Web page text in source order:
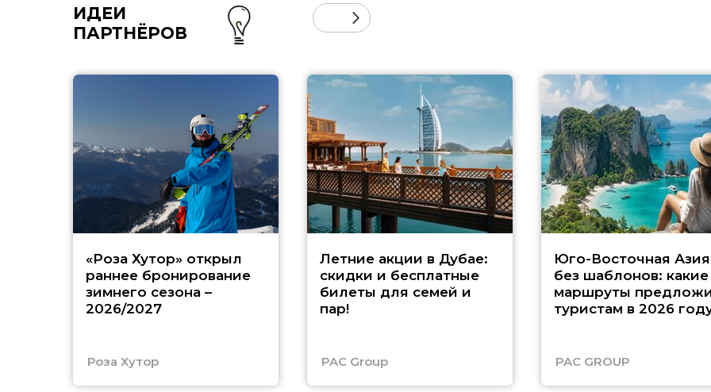
ИДЕИ
ПАРТНЁРОВ
«Роза Хутор» открыл
раннее бронирование
зимнего сезона –
2026/2027
Роза Хутор
Летние акции в Дубае:
скидки и бесплатные
билеты для семей и
пар!
PAC Group
Юго-Восточная Азия
без шаблонов: какие
маршруты
туристам в 2026
PAC GROUP